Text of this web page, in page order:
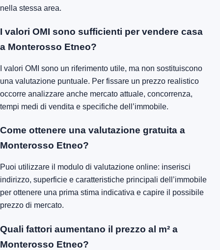
nella stessa area.
I valori OMI sono sufficienti per vendere casa
a Monterosso Etneo?
I valori OMI sono un riferimento utile, ma non sostituiscono
una valutazione puntuale. Per fissare un prezzo realistico
occorre analizzare anche mercato attuale, concorrenza,
tempi medi di vendita e specifiche dell’immobile.
Come ottenere una valutazione gratuita a
Monterosso Etneo?
Puoi utilizzare il modulo di valutazione online: inserisci
indirizzo, superficie e caratteristiche principali dell’immobile
per ottenere una prima stima indicativa e capire il possibile
prezzo di mercato.
Quali fattori aumentano il prezzo al m² a
Monterosso Etneo?